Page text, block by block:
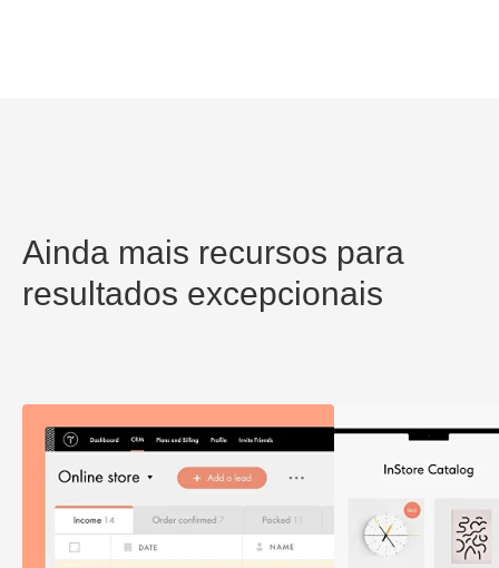
Ainda mais recursos para
resultados excepcionais